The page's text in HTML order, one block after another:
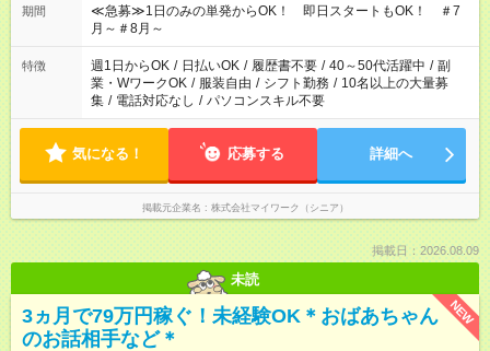
期間
≪急募≫1日のみの単発からOK！ 即日スタートもOK！ ＃7
月～＃8月～
特徴 週1日からOK / 日払いOK / 履歴書不要 / 40～50代活躍中 / 副
業・WワークOK / 服装自由 / シフト勤務 / 10名以上の大量募
集 / 電話対応なし / パソコンスキル不要
気になる！ 応募する 詳細へ
掲載元企業名 株式会社マイワーク（シニア）
掲載日：2026.08.09
未読
NEW
3ヵ月で79万円稼ぐ！未経験OK＊おばあちゃん
のお話相手など＊